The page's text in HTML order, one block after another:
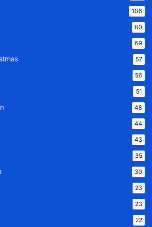
106
80
69
57
56
51
48
44
43
35
30
23
23
22